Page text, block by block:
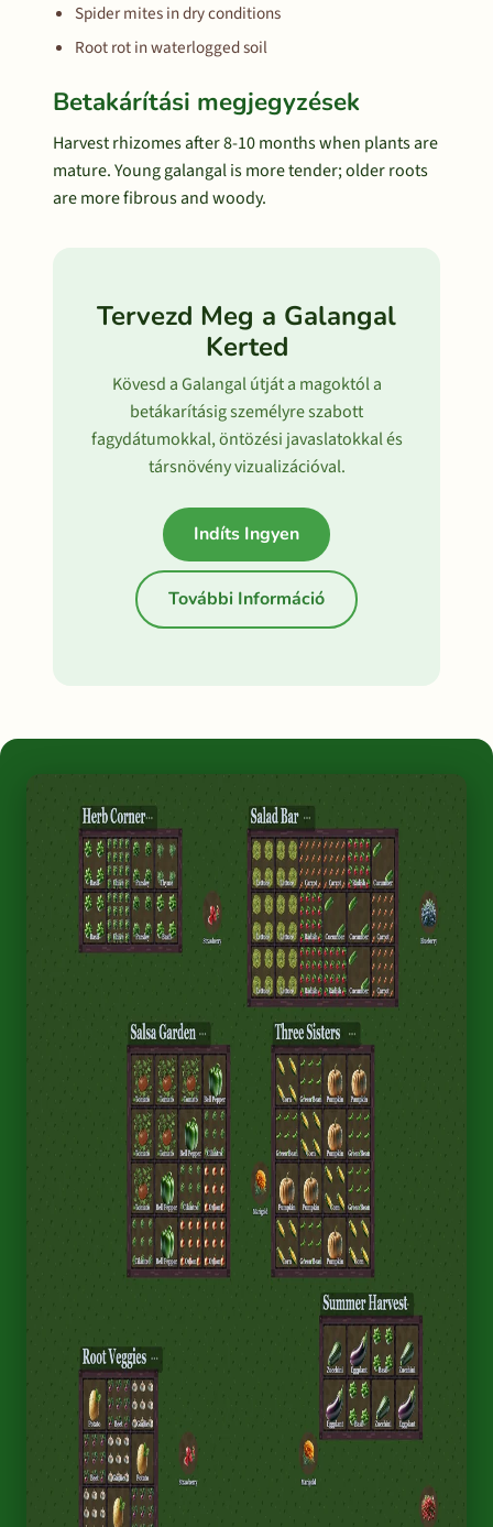
Spider mites in dry conditions
Root rot in waterlogged soil
Betakárítási megjegyzések
Harvest rhizomes after 8-10 months when plants are
mature. Young galangal is more tender; older roots
are more fibrous and woody.
Tervezd Meg a Galangal
Kerted
Kövesd a Galangal útját a magoktól a
betákarításig személyre szabott
fagydátumokkal, öntözési javaslatokkal és
társnövény vizualizációval.
Indíts Ingyen
További Információ